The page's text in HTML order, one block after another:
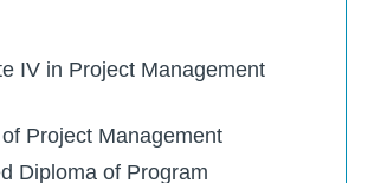
IV in Project Management
Project Management
Diploma of Program